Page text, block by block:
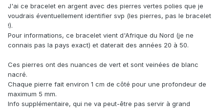
J'ai ce bracelet en argent avec des pierres vertes polies que je
voudrais éventuellement identifier svp (les pierres, pas le bracelet
!).
Pour informations, ce bracelet vient d'Afrique du Nord (je ne
connais pas la pays exact) et daterait des années 20 à 50.
Ces pierres ont des nuances de vert et sont veinées de blanc
nacré.
Chaque pierre fait environ 1 cm de côté pour une profondeur de
maximum 5 mm.
Info supplémentaire, qui ne va peut-être pas servir à grand